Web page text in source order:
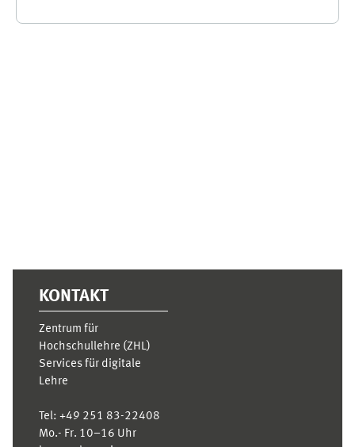
KONTAKT
Zentrum für
Hochschullehre (ZHL)
Services für digitale
Lehre
Tel: +49 251 83-22408
Mo.- Fr. 10–16 Uhr